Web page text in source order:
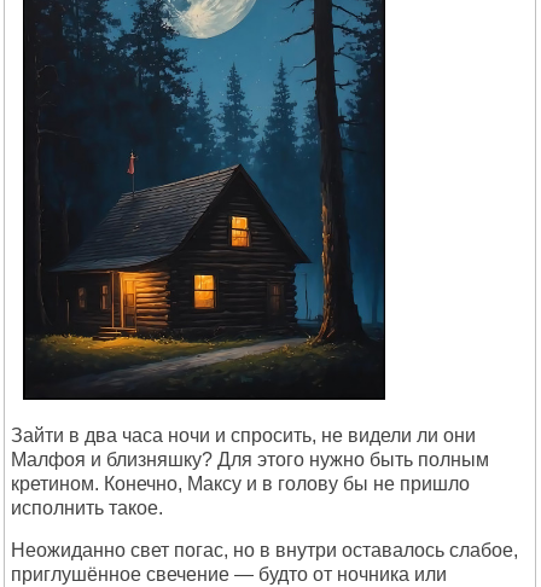
Зайти в два часа ночи и спросить, не видели ли они
Малфоя и близняшку? Для этого нужно быть полным
кретином. Конечно, Максу и в голову бы не пришло
исполнить такое.
Неожиданно свет погас, но в внутри оставалось слабое,
приглушённое свечение — будто от ночника или